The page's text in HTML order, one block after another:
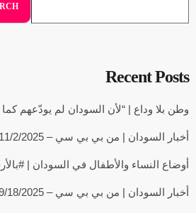
Recent Posts
وطن بلا وداع | “لأن السودان لم يودّعهم كما
أخبار السودان | من بي بي سي – 11/2/2025
أوضاع النساء والأطفال في السودان |
أخبار السودان | من بي بي سي – 9/18/2025